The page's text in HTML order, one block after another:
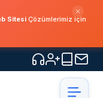
Sitesi Çözümlerimiz için